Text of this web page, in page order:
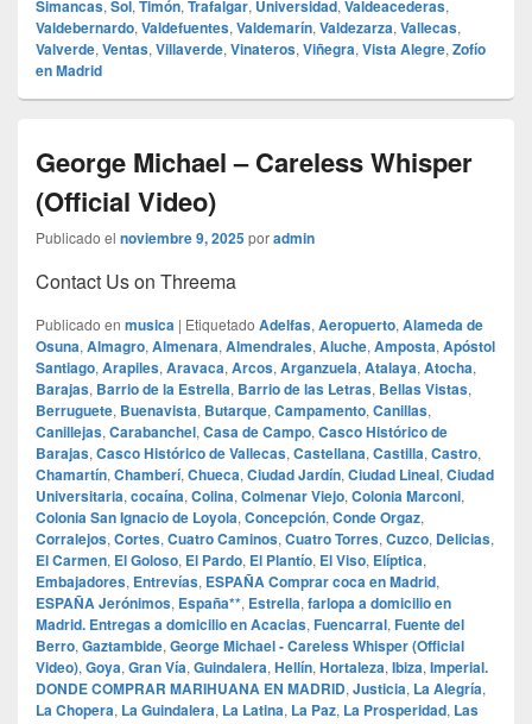
Simancas, Sol, Timón, Trafalgar, Universidad, Valdeacederas,
Valdebernardo, Valdefuentes, Valdemarín, Valdezarza, Vallecas,
Valverde, Ventas, Villaverde, Vinateros, Viñegra, Vista Alegre, Zofío
en Madrid
George Michael – Careless Whisper
(Official Video)
Publicado el noviembre 9, 2025poradmin
Contact Us on Threema
Publicado en musica | Etiquetado Adelfas, Aeropuerto, Alameda de
Osuna, Almagro, Almenara, Almendrales, Aluche, Amposta, Apóstol
Santiago, Arapiles, Aravaca, Arcos, Arganzuela, Atalaya, Atocha,
Barajas, Barrio de la Estrella, Barrio de las Letras, Bellas Vistas,
Berruguete, Buenavista, Butarque, Campamento, Canillas,
Canillejas, Carabanchel, Casa de Campo, Casco Histórico de
Barajas, Casco Histórico de Vallecas, Castellana, Castilla, Castro,
Chamartín, Chamberí, Chueca, Ciudad Jardín, Ciudad Lineal, Ciudad
Universitaria, cocaína, Colina, Colmenar Viejo, Colonia Marconi,
Colonia San Ignacio de Loyola, Concepción, Conde Orgaz,
Corralejos, Cortes, Cuatro Caminos, Cuatro Torres, Cuzco, Delicias,
El Carmen, El Goloso, El Pardo, El Plantío, El Viso, Elíptica,
Embajadores, Entrevías, ESPAÑA Comprar coca en Madrid,
ESPAÑA Jerónimos, España**, Estrella, farlopa a domicilio en
Madrid. Entregas a domicilio en Acacias, Fuencarral, Fuente del
Berro, Gaztambide, George Michael - Careless Whisper (Official
Video), Goya, Gran Vía, Guindalera, Hellín, Hortaleza, Ibiza, Imperial.
DONDE COMPRAR MARIHUANA EN MADRID, Justicia, La Alegría,
La Chopera, La Guindalera, La Latina, La Paz, La Prosperidad, Las